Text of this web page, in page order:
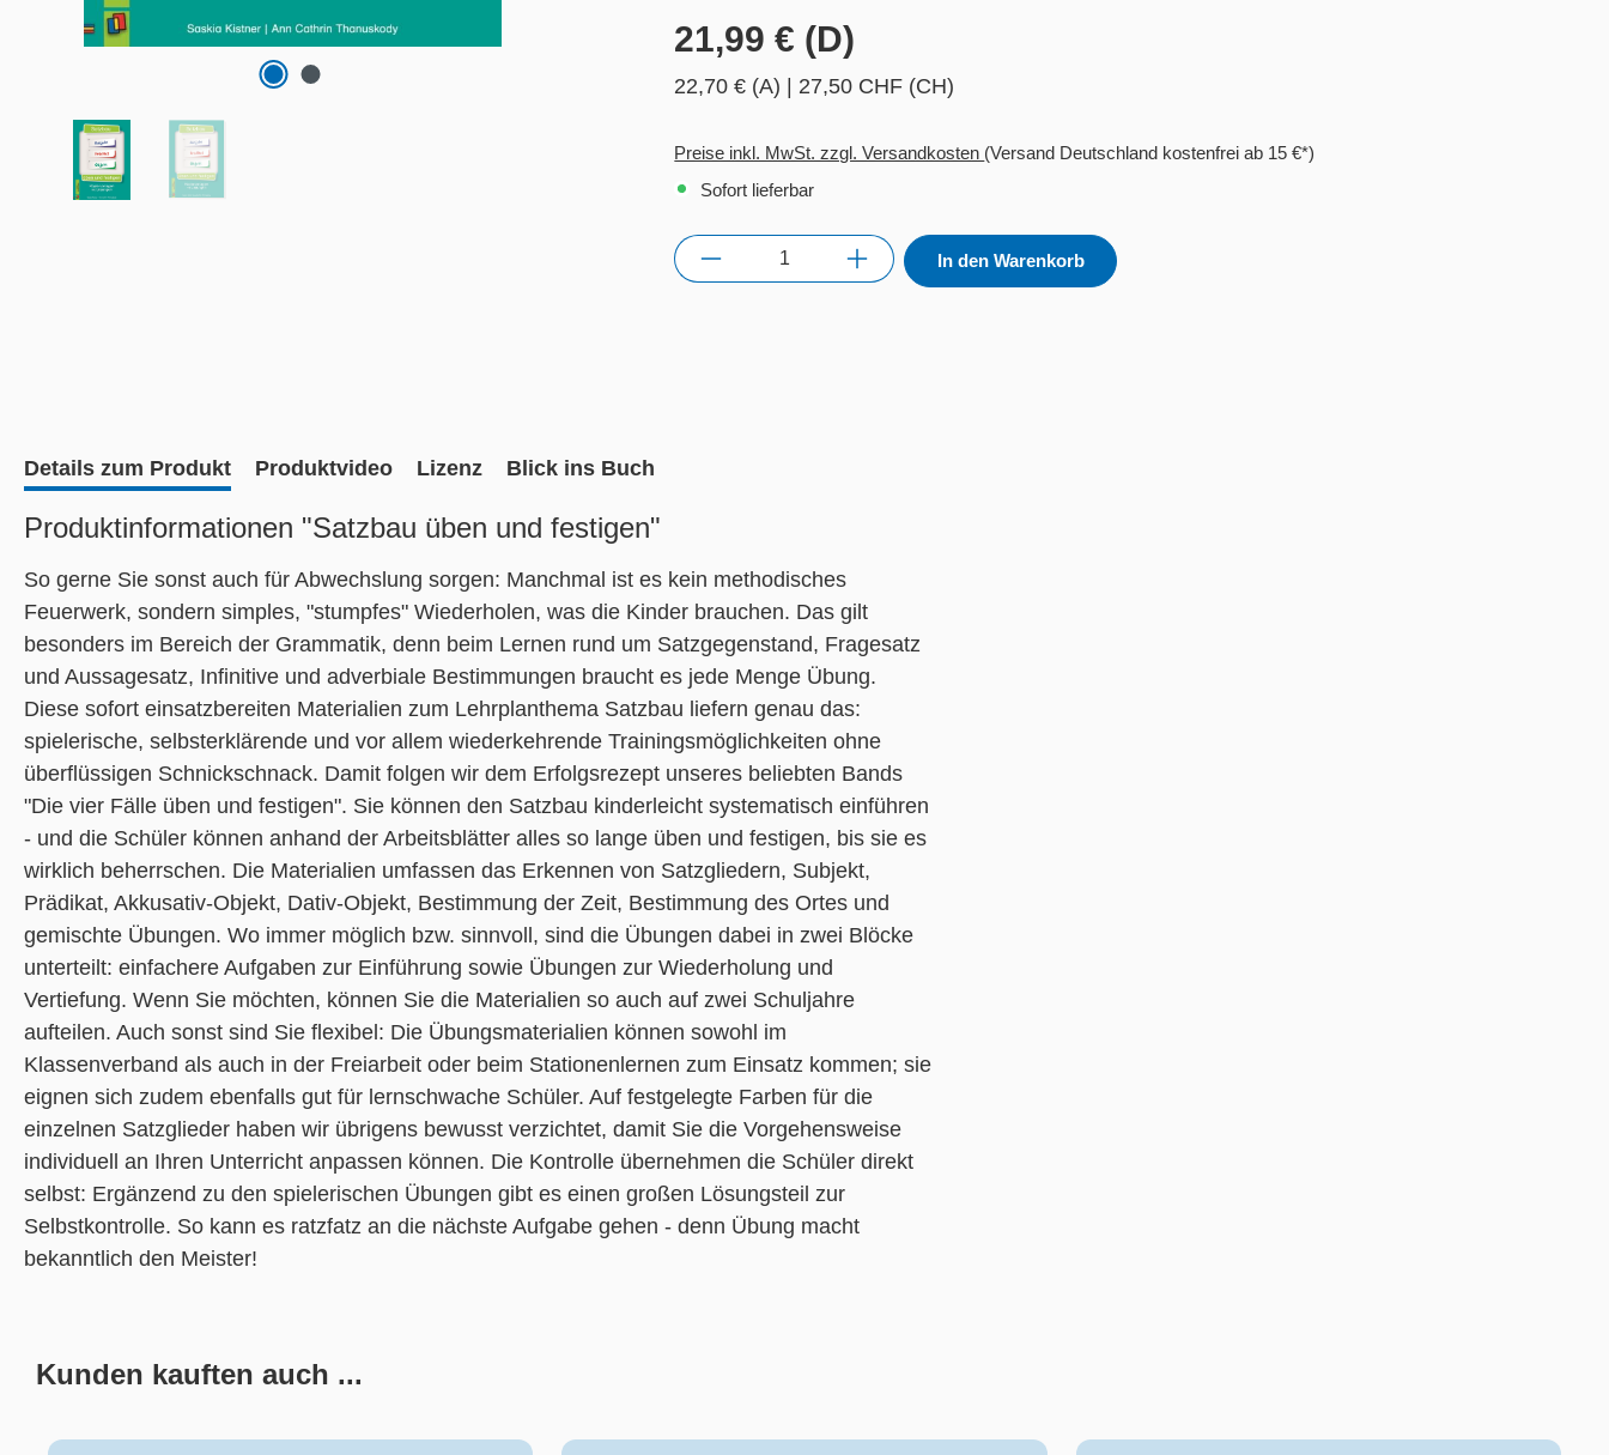
21,99 € (D)
22,70 € (A) | 27,50 CHF (CH)
Preise inkl. MwSt. zzgl. Versandkosten (Versand Deutschland kostenfrei ab 15 €*)
Sofort lieferbar
Anzahl In den Warenkorb
Details zum Produkt Produktvideo Lizenz Blick ins Buch
Produktinformationen "Satzbau üben und festigen"
So gerne Sie sonst auch für Abwechslung sorgen: Manchmal ist es kein methodisches
Feuerwerk, sondern simples, "stumpfes" Wiederholen, was die Kinder brauchen. Das gilt
besonders im Bereich der Grammatik, denn beim Lernen rund um Satzgegenstand, Fragesatz
und Aussagesatz, Infinitive und adverbiale Bestimmungen braucht es jede Menge Übung.
Diese sofort einsatzbereiten Materialien zum Lehrplanthema Satzbau liefern genau das:
spielerische, selbsterklärende und vor allem wiederkehrende Trainingsmöglichkeiten ohne
überflüssigen Schnickschnack. Damit folgen wir dem Erfolgsrezept unseres beliebten Bands
"Die vier Fälle üben und festigen". Sie können den Satzbau kinderleicht systematisch einführen
- und die Schüler können anhand der Arbeitsblätter alles so lange üben und festigen, bis sie es
wirklich beherrschen. Die Materialien umfassen das Erkennen von Satzgliedern, Subjekt,
Prädikat, Akkusativ-Objekt, Dativ-Objekt, Bestimmung der Zeit, Bestimmung des Ortes und
gemischte Übungen. Wo immer möglich bzw. sinnvoll, sind die Übungen dabei in zwei Blöcke
unterteilt: einfachere Aufgaben zur Einführung sowie Übungen zur Wiederholung und
Vertiefung. Wenn Sie möchten, können Sie die Materialien so auch auf zwei Schuljahre
aufteilen. Auch sonst sind Sie flexibel: Die Übungsmaterialien können sowohl im
Klassenverband als auch in der Freiarbeit oder beim Stationenlernen zum Einsatz kommen; sie
eignen sich zudem ebenfalls gut für lernschwache Schüler. Auf festgelegte Farben für die
einzelnen Satzglieder haben wir übrigens bewusst verzichtet, damit Sie die Vorgehensweise
individuell an Ihren Unterricht anpassen können. Die Kontrolle übernehmen die Schüler direkt
selbst: Ergänzend zu den spielerischen Übungen gibt es einen großen Lösungsteil zur
Selbstkontrolle. So kann es ratzfatz an die nächste Aufgabe gehen - denn Übung macht
bekanntlich den Meister!
Kunden kauften auch ...